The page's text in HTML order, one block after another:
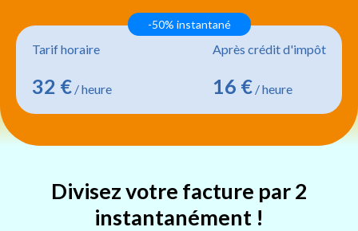
Tarif horaire
32 € / heure
Après crédit d'impôt
16 € / heure
-50% instantané
Divisez votre facture par 2
instantanément !